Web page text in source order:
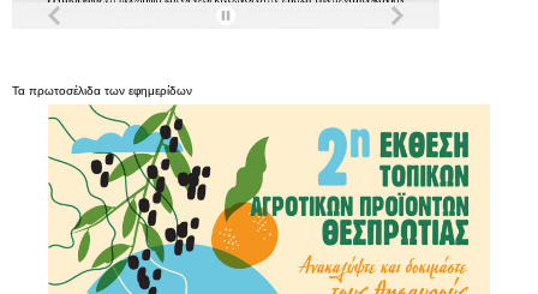
Τα πρωτοσέλιδα των εφημερίδων